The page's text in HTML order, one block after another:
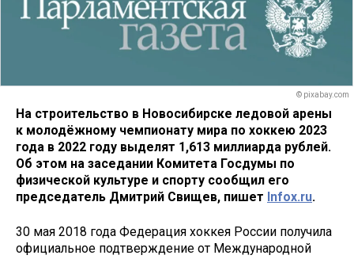
© pixabay.com
На строительство в Новосибирске ледовой арены
к молодёжному чемпионату мира по хоккею 2023
года в 2022 году выделят 1,613 миллиарда рублей.
Об этом на заседании Комитета Госдумы по
физической культуре и спорту сообщил его
председатель Дмитрий Свищев, пишет Infox.ru.
30 мая 2018 года Федерация хоккея России получила
официальное подтверждение от Международной